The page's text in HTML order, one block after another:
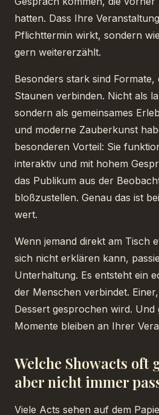
hatten. Dass Ihre
Pflichttermin wirkt, sondern
gern weitererzählt.
Besonders stark sind Formate,
Staunen verbinden. Nicht als
sondern als gemeinsames
und moderne Zauberkunst
besonderen Vorteil: Sie
interaktiv und mit hohem
das Publikum aus der
bloßzustellen. Genau das ist
wert.
Wenn jemand direkt am Tisch
sich nicht erklären kann,
Unterhaltung. Es entsteht ein
der Menschen verbindet.
Dessert gesprochen wird. Und
Momente bleiben an Ihrer
Welche Showacts oft
aber nicht immer
Viele Acts sehen auf dem